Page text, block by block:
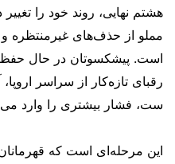
هشتم نهایی، روند خود را
مملو از حذف‌های غیرمنتظره
است. پیشکسوتان در حال
رقبای تازه‌کار از سراسر
ست، فشار بیشتری را وارد
این مرحله‌ای است که